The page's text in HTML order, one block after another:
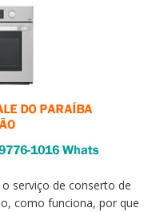
serviço de conserto de
como funciona, por que